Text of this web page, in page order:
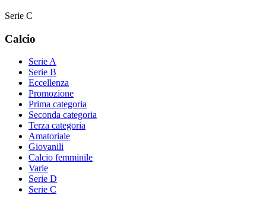
Serie C
Calcio
Serie A
Serie B
Eccellenza
Promozione
Prima categoria
Seconda categoria
Terza categoria
Amatoriale
Giovanili
Calcio femminile
Varie
Serie D
Serie C